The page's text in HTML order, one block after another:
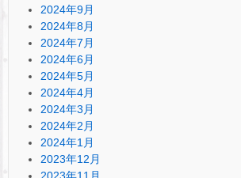
2024年9月
2024年8月
2024年7月
2024年6月
2024年5月
2024年4月
2024年3月
2024年2月
2024年1月
2023年12月
2023年11月